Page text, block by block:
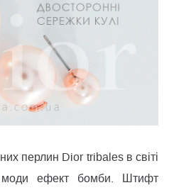
перлин Dior tribales в світі
моди ефект бомби. Штифт